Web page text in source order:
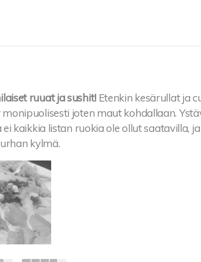
ruuat ja sushit! Etenkin kesärullat ja
joten maut kohdallaan.
kaikkia listan ruokia ole ollut saatavilla,
kylmä.